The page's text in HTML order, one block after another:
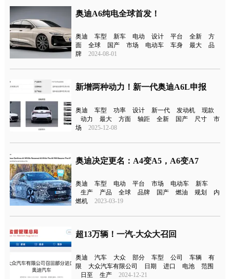
奥迪A6纯电全球首发！
奥迪 车型 新车 电动 设计 平台 全新
方
面
全球 国产 市场 电动车 车身 最大
品
牌
2024-08-01
新增两种动力！新一代奥迪A6L申报
奥迪 车型 功率 设计 新一代 发动机
现款
动力
最大 方面 轴距 全新 国产 尺寸
市
场
2025-12-08
奥迪决定更名：A4变A5，A6变A7
奥迪 车型 电动 平台 市场 电动车
新车
生产
产品 全球 品牌 国产 燃油 规划
内
燃机
2023-03-19
超13万辆！一汽-大众大召回
奥迪 汽车 大众 部分 车型 公司 车辆
有
限
大众汽车有限公司 日期 进口 电池
范围
日至
生产 2024-12-21